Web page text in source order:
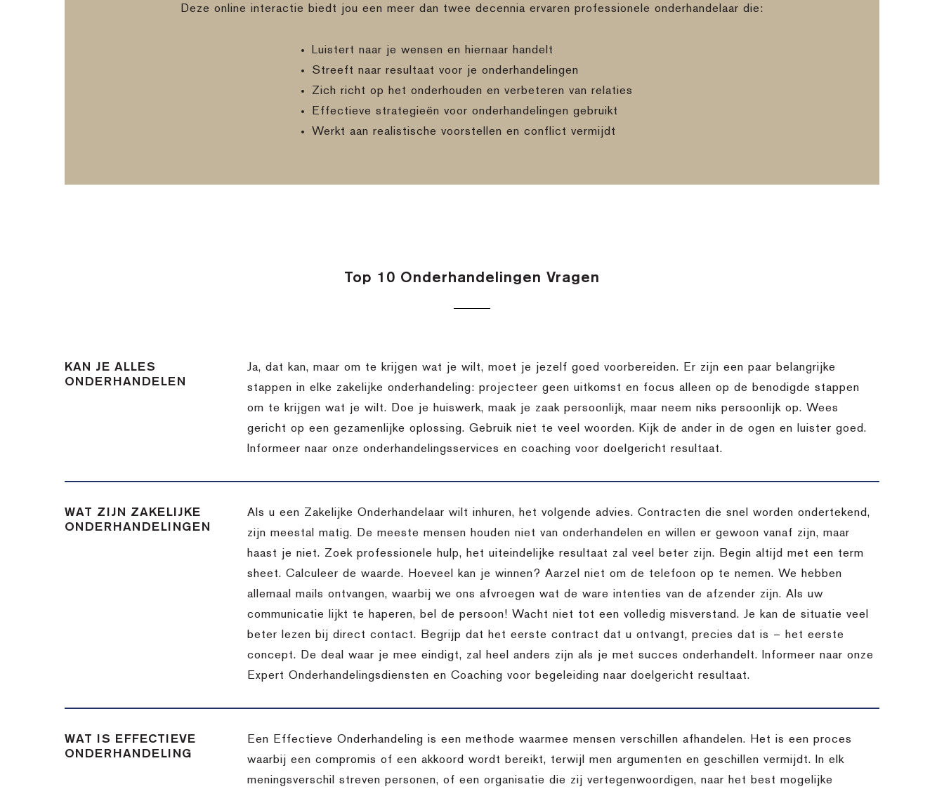
Deze online interactie biedt jou een meer dan twee decennia ervaren professionele onderhandelaar die:
Luistert naar je wensen en hiernaar handelt
Streeft naar resultaat voor je onderhandelingen
Zich richt op het onderhouden en verbeteren van relaties
Effectieve strategieën voor onderhandelingen gebruikt
Werkt aan realistische voorstellen en conflict vermijdt
Top 10 Onderhandelingen Vragen
KAN JE ALLES
ONDERHANDELEN
Ja, dat kan, maar om te krijgen wat je wilt, moet je jezelf goed voorbereiden. Er zijn een paar belangrijke
stappen in elke zakelijke onderhandeling: projecteer geen uitkomst en focus alleen op de benodigde stappen
om te krijgen wat je wilt. Doe je huiswerk, maak je zaak persoonlijk, maar neem niks persoonlijk op. Wees
gericht op een gezamenlijke oplossing. Gebruik niet te veel woorden. Kijk de ander in de ogen en luister goed.
Informeer naar onze onderhandelingsservices en coaching voor doelgericht resultaat.
WAT ZIJN ZAKELIJKE
ONDERHANDELINGEN
Als u een Zakelijke Onderhandelaar wilt inhuren, het volgende advies. Contracten die snel worden ondertekend,
zijn meestal matig. De meeste mensen houden niet van onderhandelen en willen er gewoon vanaf zijn, maar
haast je niet. Zoek professionele hulp, het uiteindelijke resultaat zal veel beter zijn. Begin altijd met een term
sheet. Calculeer de waarde. Hoeveel kan je winnen? Aarzel niet om de telefoon op te nemen. We hebben
allemaal mails ontvangen, waarbij we ons afvroegen wat de ware intenties van de afzender zijn. Als uw
communicatie lijkt te haperen, bel de persoon! Wacht niet tot een volledig misverstand. Je kan de situatie veel
beter lezen bij direct contact. Begrijp dat het eerste contract dat u ontvangt, precies dat is – het eerste
concept. De deal waar je mee eindigt, zal heel anders zijn als je met succes onderhandelt. Informeer naar onze
Expert Onderhandelingsdiensten en Coaching voor begeleiding naar doelgericht resultaat.
WAT IS EFFECTIEVE
ONDERHANDELING
Een Effectieve Onderhandeling is een methode waarmee mensen verschillen afhandelen. Het is een proces
waarbij een compromis of een akkoord wordt bereikt, terwijl men argumenten en geschillen vermijdt. In elk
meningsverschil streven personen, of een organisatie die zij vertegenwoordigen, naar het best mogelijke